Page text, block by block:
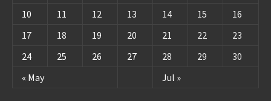
« May Jul »
10
11 12 13 14 15
16
17
18 19 20 21 22
23
24
25 26 27 28 29 30